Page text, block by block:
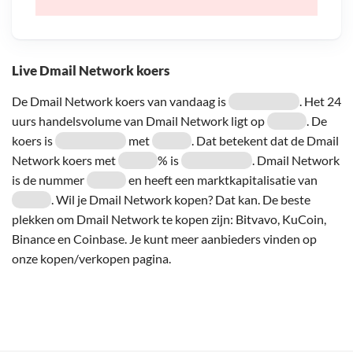
Live Dmail Network koers
De Dmail Network koers van vandaag is
. Het 24
uurs handelsvolume van Dmail Network ligt op
. De
koers is
met
. Dat betekent dat de Dmail
Network koers met
% is
. Dmail Network
is de nummer
en heeft een marktkapitalisatie van
. Wil je Dmail Network kopen? Dat kan. De beste
plekken om Dmail Network te kopen zijn: Bitvavo, KuCoin,
Binance en Coinbase. Je kunt meer aanbieders vinden op
onze kopen/verkopen pagina.